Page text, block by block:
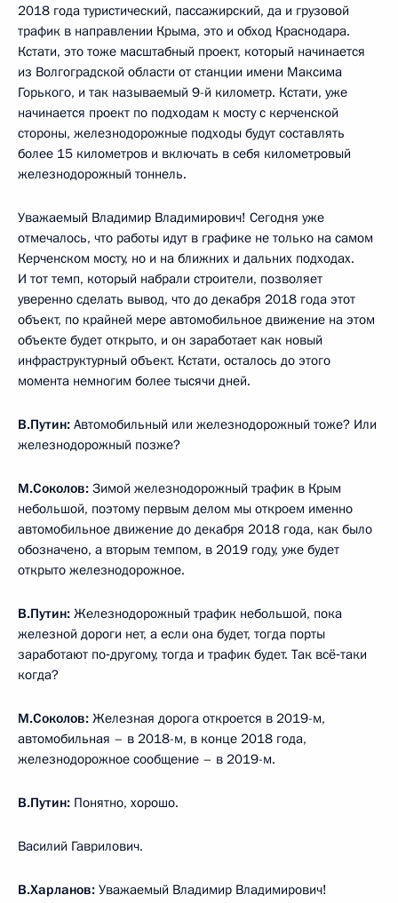
2018 года туристический, пассажирский, да и грузовой
трафик в направлении Крыма, это и обход Краснодара.
Кстати, это тоже масштабный проект, который начинается
из Волгоградской области от станции имени Максима
Горького, и так называемый 9-й километр. Кстати, уже
начинается проект по подходам к мосту с керченской
стороны, железнодорожные подходы будут составлять
более 15 километров и включать в себя километровый
железнодорожный тоннель.
Уважаемый Владимир Владимирович! Сегодня уже
отмечалось, что работы идут в графике не только на самом
Керченском мосту, но и на ближних и дальних подходах.
И тот темп, который набрали строители, позволяет
уверенно сделать вывод, что до декабря 2018 года этот
объект, по крайней мере автомобильное движение на этом
объекте будет открыто, и он заработает как новый
инфраструктурный объект. Кстати, осталось до этого
момента немногим более тысячи дней.
В.Путин: Автомобильный или железнодорожный тоже? Или
железнодорожный позже?
М.Соколов: Зимой железнодорожный трафик в Крым
небольшой, поэтому первым делом мы откроем именно
автомобильное движение до декабря 2018 года, как было
обозначено, а вторым темпом, в 2019 году, уже будет
открыто железнодорожное.
В.Путин: Железнодорожный трафик небольшой, пока
железной дороги нет, а если она будет, тогда порты
заработают по‑другому, тогда и трафик будет. Так всё‑таки
когда?
М.Соколов: Железная дорога откроется в 2019-м,
автомобильная – в 2018-м, в конце 2018 года,
железнодорожное сообщение – в 2019-м.
В.Путин: Понятно, хорошо.
Василий Гаврилович.
В.Харланов: Уважаемый Владимир Владимирович!